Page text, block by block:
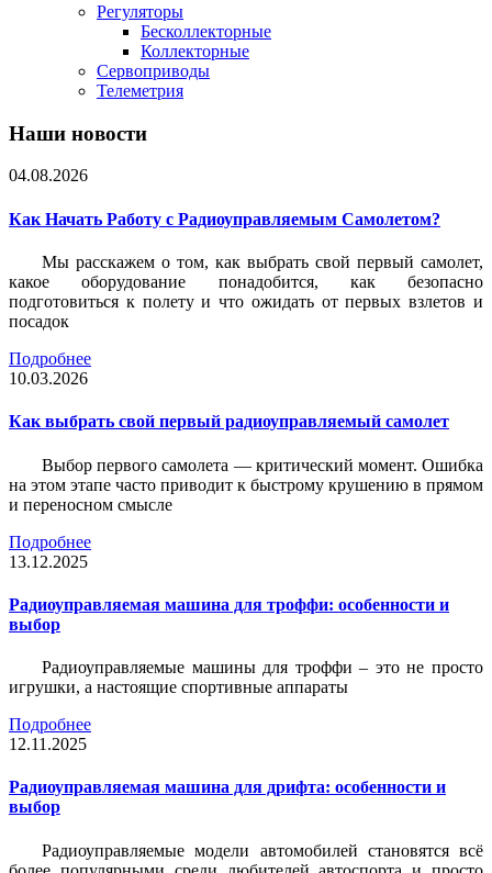
Регуляторы
Бесколлекторные
Коллекторные
Сервоприводы
Телеметрия
Наши новости
04.08.2026
Как Начать Работу с Радиоуправляемым Самолетом?
Мы расскажем о том, как выбрать свой первый самолет,
какое оборудование понадобится, как безопасно
подготовиться к полету и что ожидать от первых взлетов и
посадок
Подробнее
10.03.2026
Как выбрать свой первый радиоуправляемый самолет
Выбор первого самолета — критический момент. Ошибка
на этом этапе часто приводит к быстрому крушению в прямом
и переносном смысле
Подробнее
13.12.2025
Радиоуправляемая машина для троффи: особенности и
выбор
Радиоуправляемые машины для троффи – это не просто
игрушки, а настоящие спортивные аппараты
Подробнее
12.11.2025
Радиоуправляемая машина для дрифта: особенности и
выбор
Радиоуправляемые модели автомобилей становятся всё